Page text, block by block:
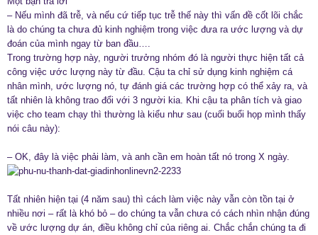
– Nếu mình đã trễ, và nếu cứ tiếp tục trễ thế này thì vấn đề cốt lõi chắc
là do chúng ta chưa đủ kinh nghiệm trong việc đưa ra ước lượng và dự
đoán của mình ngay từ ban đầu….
Trong trường hợp này, người trưởng nhóm đó là người thực hiện tất cả
công việc ước lượng này từ đầu. Cậu ta chỉ sử dụng kinh nghiệm cá
nhân mình, ước lượng nó, tự đánh giá các trường hợp có thể xảy ra, và
tất nhiên là không trao đổi với 3 người kia. Khi cậu ta phân tích và giao
việc cho team chạy thì thường là kiểu như sau (cuối buổi họp mình thấy
nói câu này):
– OK, đây là việc phải làm, và anh cần em hoàn tất nó trong X ngày.
Tất nhiên hiện tại (4 năm sau) thì cách làm việc này vẫn còn tồn tại ở
nhiều nơi – rất là khó bỏ – do chúng ta vẫn chưa có cách nhìn nhận đúng
về ước lượng dự án, điều không chỉ của riêng ai. Chắc chắn chúng ta đi